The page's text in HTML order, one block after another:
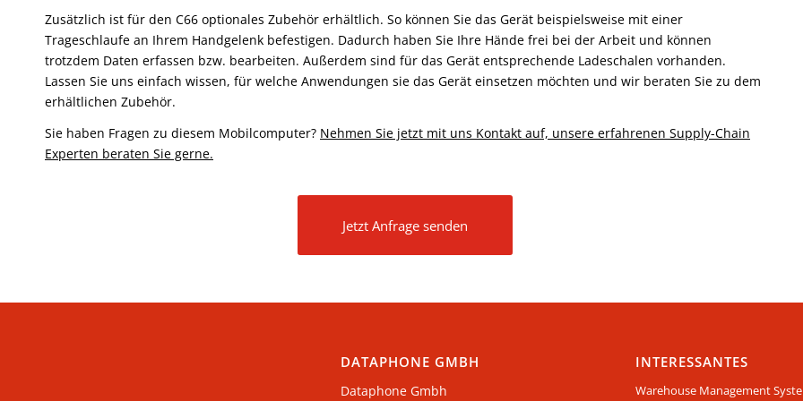
Zusätzlich ist für den C66 optionales Zubehör erhältlich. So können Sie das Gerät beispielsweise mit einer
Trageschlaufe an Ihrem Handgelenk befestigen. Dadurch haben Sie Ihre Hände frei bei der Arbeit und können
trotzdem Daten erfassen bzw. bearbeiten. Außerdem sind für das Gerät entsprechende Ladeschalen vorhanden.
Lassen Sie uns einfach wissen, für welche Anwendungen sie das Gerät einsetzen möchten und wir beraten Sie zu dem
erhältlichen Zubehör.
Sie haben Fragen zu diesem Mobilcomputer? Nehmen Sie jetzt mit uns Kontakt auf, unsere erfahrenen Supply-Chain
Experten beraten Sie gerne.
Jetzt Anfrage senden
DATAPHONE GMBH
Dataphone Gmbh
INTERESSANTES
Warehouse Management